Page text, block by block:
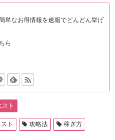
単なお得情報を速報でどんどん挙げ
ら
ト
ト 攻略法 稼ぎ方